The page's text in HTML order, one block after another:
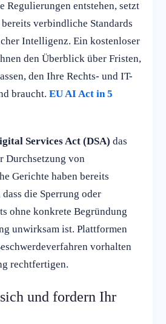
Regulierungen entstehen, setzt
verbindliche Standards
Intelligenz. Ein kostenloser
den Überblick über Fristen,
den Ihre Rechts- und IT-
braucht. EU AI Act in 5
Services Act (DSA) das
Durchsetzung von
Gerichte haben bereits
die Sperrung oder
ohne konkrete Begründung
unwirksam ist. Plattformen
vorhalten
rechtfertigen.
und fordern Ihr